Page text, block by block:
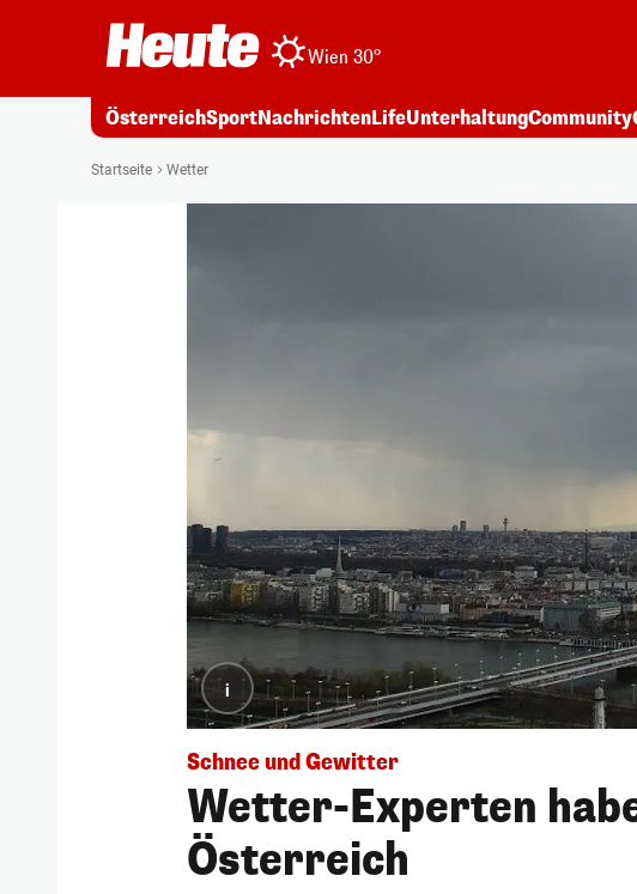
Wien 30°
ÖsterreichSportNachrichtenLifeUnterhaltungCommunity
Startseite Wetter
i
Schnee und Gewitter
Wetter-Experten
Österreich